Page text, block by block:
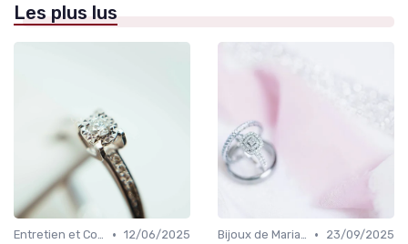
Les plus lus
Entretien et Conservation des Bijoux • 12/06/2025
Bijoux de Mariage et de Fiançailles •
23/09/2025